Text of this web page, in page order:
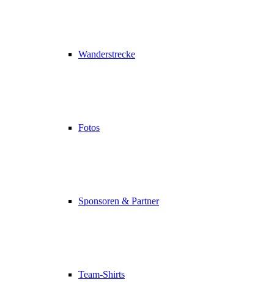
Wanderstrecke
Fotos
Sponsoren & Partner
Team-Shirts